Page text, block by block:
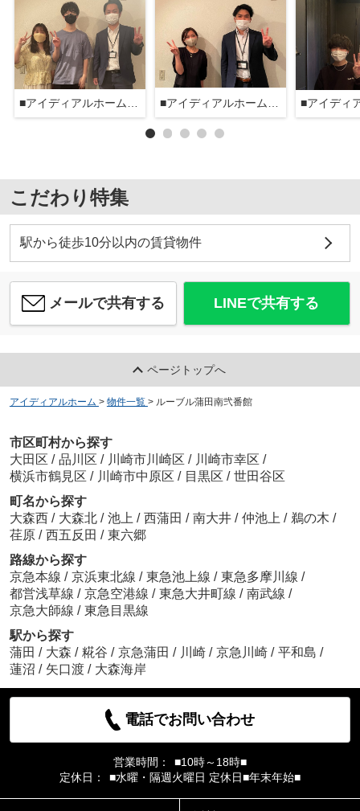
■アイディアルホーム大森本店■ ■アイディアルホーム大森本店■
こだわり特集
駅から徒歩10分以内の賃貸物件
メールで共有する LINEで共有する
ページトップへ
アイディアルホーム > 物件一覧 > ルーブル蒲田南弐番館
市区町村から探す
大田区 / 品川区 / 川崎市川崎区 / 川崎市幸区 /
横浜市鶴見区 / 川崎市中原区 / 目黒区 / 世田谷区
町名から探す
大森西 / 大森北 / 池上 / 西蒲田 / 南大井 / 仲池上 / 鵜の木 /
荏原 / 西五反田 / 東六郷
路線から探す
京急本線 / 京浜東北線 / 東急池上線 / 東急多摩川線 /
都営浅草線 / 京急空港線 / 東急大井町線 / 南武線 /
京急大師線 / 東急目黒線
駅から探す
蒲田 / 大森 / 糀谷 / 京急蒲田 / 川崎 / 京急川崎 / 平和島 /
蓮沼 / 矢口渡 / 大森海岸
電話でお問い合わせ
営業時間：
■10時～18時■
定休日：
■水曜・隔週火曜日 定休日■年末年始■